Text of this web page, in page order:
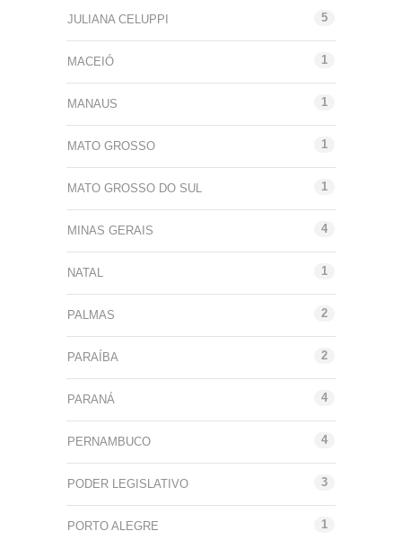
JULIANA CELUPPI 5
MACEIÓ 1
MANAUS 1
MATO GROSSO 1
MATO GROSSO DO SUL 1
MINAS GERAIS 4
NATAL 1
PALMAS 2
PARAÍBA 2
PARANÁ 4
PERNAMBUCO 4
PODER LEGISLATIVO 3
PORTO ALEGRE 1